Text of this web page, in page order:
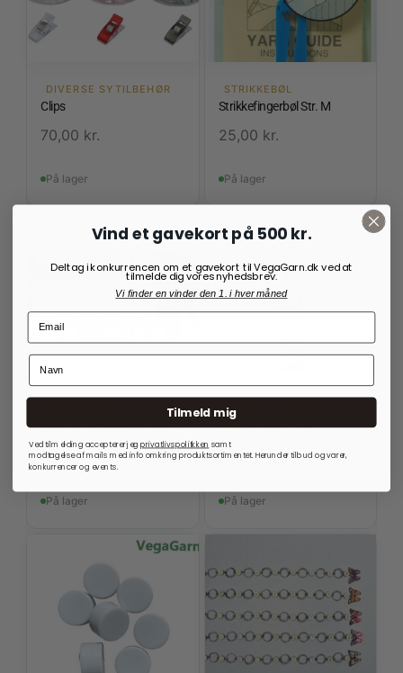
DIVERSE SYTILBEHØR
Clips
70,00 kr.
På lager
STRIKKEBØL
Strikkefingerbøl Str. M
25,00 kr.
På lager
Mørkegrå Elefant Pindemål
48,00kr.
På lager
MASKEHOLDERE
Maskeholder 1 stk.
20,00kr.
På lager
Vind et gavekort på 500 kr.
Deltag i konkurrencen om et gavekort til VegaGarn.dk ved at
tilmelde dig vores nyhedsbrev.
Vi finder en vinder den 1. i hver måned
Tilmeld mig
Ved tilmelding accepterer jegprivatlivspolitkken samt
modtagelse af mails med info omkring produktsortimentet. Herunder tilbud og varer,
konkurrencer og events.